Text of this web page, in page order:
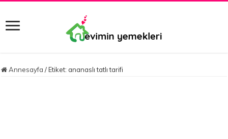
Annesayfa / Etiket: ananaslı tatlı tarifi